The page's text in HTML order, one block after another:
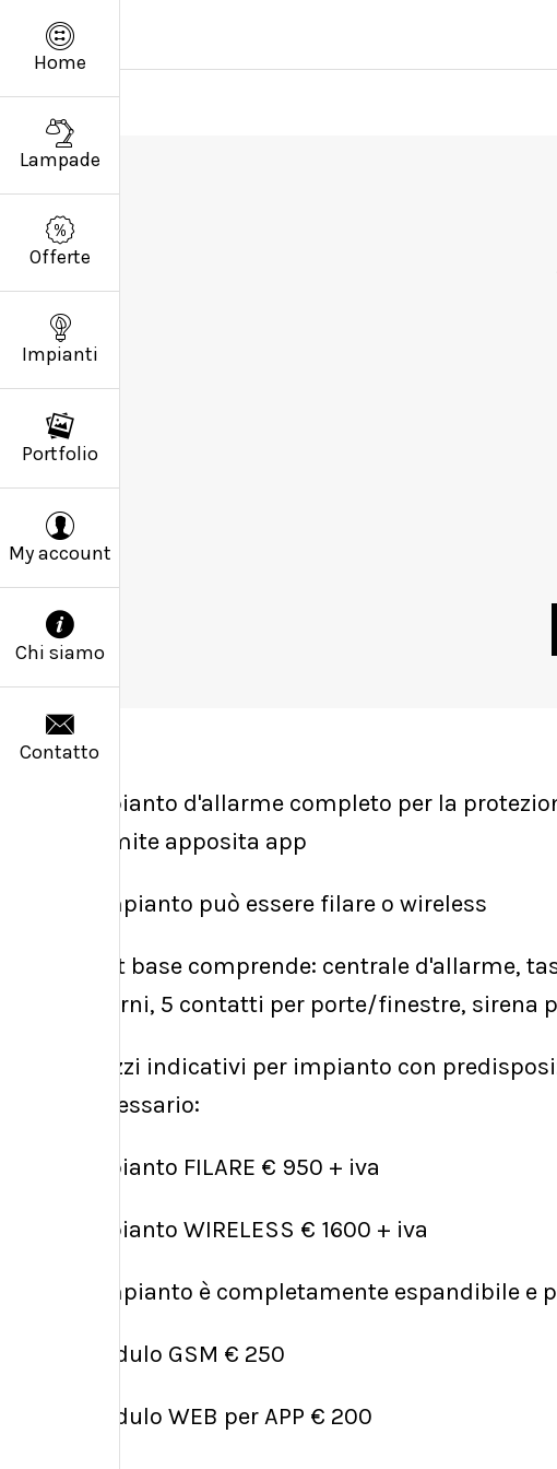
Home
Lampade
Offerte
Impianti
Portfolio
My account
Chi siamo
Contatto
Impianto d'allarme completo per la
tramite apposita app
L'impianto può essere filare o wireless
Il kit base comprende: centrale d'allarme,
interni, 5 contatti per porte/finestre, sirena
Prezzi indicativi per impianto con
necessario:
impianto FILARE € 950 + iva
impianto WIRELESS € 1600 + iva
L'impianto è completamente espandibile e
modulo GSM € 250
modulo WEB per APP € 200